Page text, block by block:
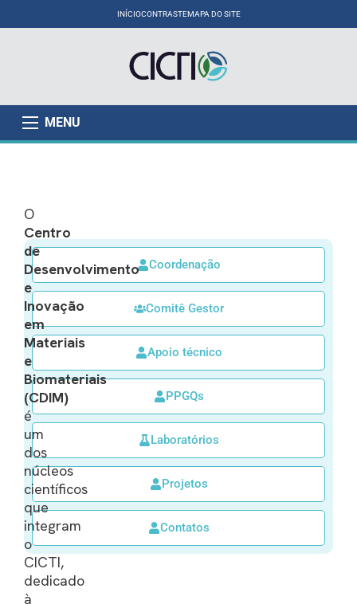
INÍCIOCONTRASTEMAPA DO SITE
MENU
Coordenação
Comitê Gestor
Apoio técnico
PPGQs
Laboratórios
Projetos
Contatos
O
Centro
de
Desenvolvimento
e
Inovação
em
Materiais
e
Biomateriais
(CDIM)
é
um
dos
núcleos
científicos
que
integram
o
CICTI,
dedicado
à